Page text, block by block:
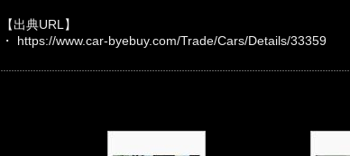
【出典URL】
・ https://www.car-byebuy.com/Trade/Cars/Details/33359